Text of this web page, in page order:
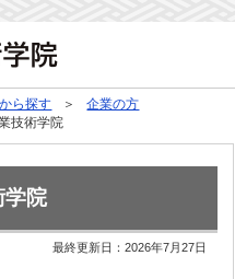
ら探す
企業の方
技術学院
学院
最終更新日：2026年7月27日